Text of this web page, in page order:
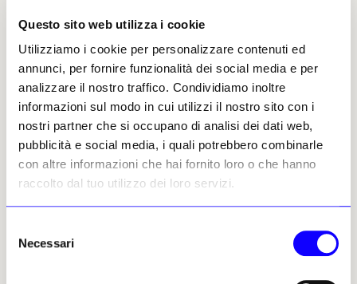
Questo sito web utilizza i cookie
Utilizziamo i cookie per personalizzare contenuti ed
annunci, per fornire funzionalità dei social media e per
analizzare il nostro traffico. Condividiamo inoltre
informazioni sul modo in cui utilizzi il nostro sito con i
nostri partner che si occupano di analisi dei dati web,
pubblicità e social media, i quali potrebbero combinarle
con altre informazioni che hai fornito loro o che hanno
raccolto dal tuo utilizzo dei loro servizi.
delNecessari
porta l’arte contemporanea
brevi, della durata di tre ore, e
immersivi
Lo Spazio Murat proietta, fino
documentari della coppia
artistica, illustrandone la
che indaga la relazione tra
persone e spazio e che figura
in molti musei internazionali,
York
Anna Saba Didonato
29 luglio 2026